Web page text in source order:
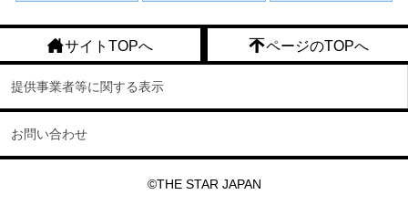
サイトTOPへ ページのTOPへ
提供事業者等に関する表示
お問い合わせ
©THE STAR JAPAN